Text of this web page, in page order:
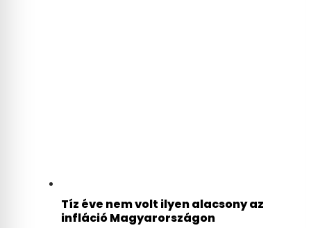
Tíz éve nem volt ilyen alacsony az
infláció Magyarországon